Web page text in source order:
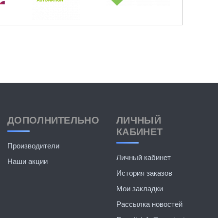
ДОПОЛНИТЕЛЬНО
Производители
Наши акции
ЛИЧНЫЙ
КАБИНЕТ
Личный кабинет
История заказов
Мои закладки
Рассылка новостей